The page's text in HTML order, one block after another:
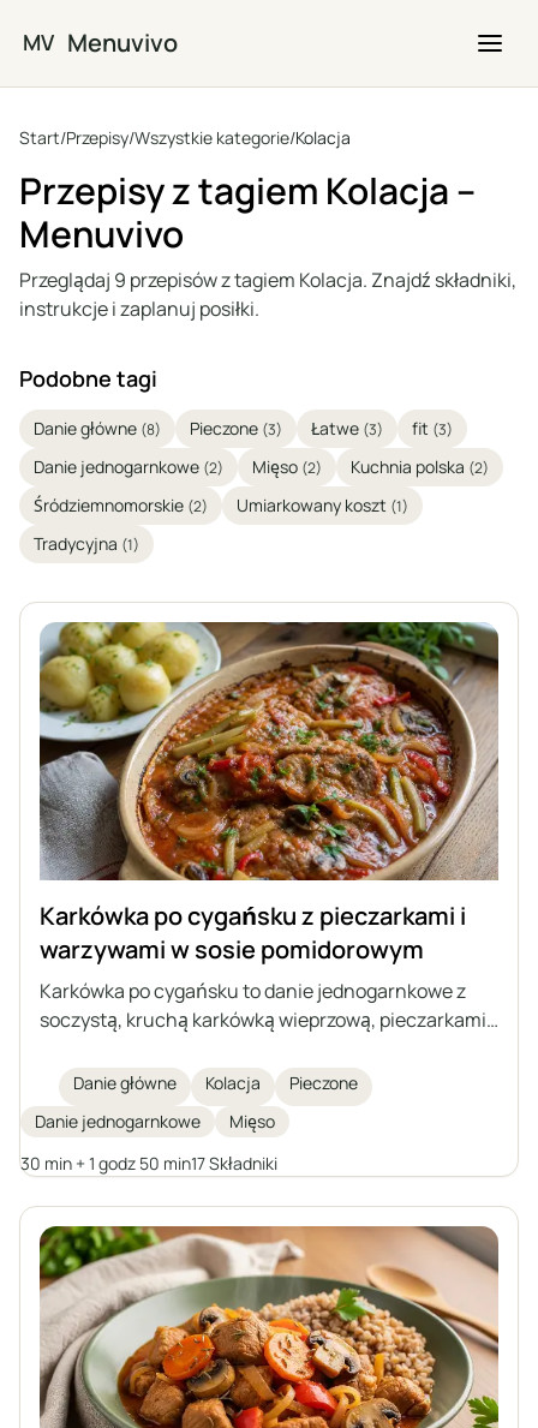
MV Menuvivo
Start/Przepisy/Wszystkie kategorie/Kolacja
Przepisy z tagiem Kolacja –
Menuvivo
Przeglądaj 9 przepisów z tagiem Kolacja. Znajdź składniki,
instrukcje i zaplanuj posiłki.
Podobne tagi
Danie główne (8) Pieczone (3) Łatwe (3) fit (3)
Danie jednogarnkowe (2) Mięso (2) Kuchnia polska (2)
Śródziemnomorskie (2) Umiarkowany koszt (1)
Tradycyjna (1)
Karkówka po cygańsku z pieczarkami i
warzywami w sosie pomidorowym
Karkówka po cygańsku to danie jednogarnkowe z
soczystą, kruchą karkówką wieprzową, pieczarkami,
konserwową, duszone w aromatycznym, lekko
kwaśnym sosie pomidorowym. Idealne na rodzinny
obiad lub przyjęcie, serwowane z kopytkami,
kluskami śląskimi, kaszą czy ziemniakami.
Danie główne Kolacja
Pieczone
Danie jednogarnkowe
Mięso
30 min + 1 godz 50 min17 Składniki